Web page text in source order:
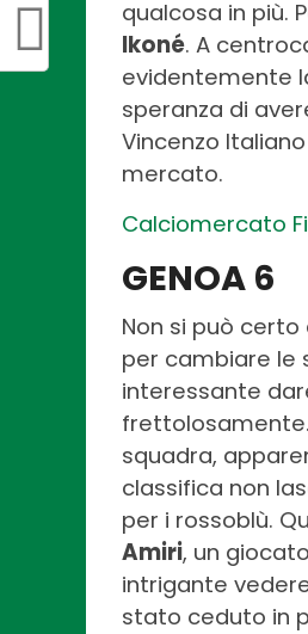
qualcosa in più.
Ikoné. A
evidentemente
speranza di
Vincenzo
mercato.
Calciomercato
GENOA 6
Non si può
per cambiare le
interessante
squadra,
classifica non
per i rossoblù.
Amiri, un
intrigante
stato ceduto in